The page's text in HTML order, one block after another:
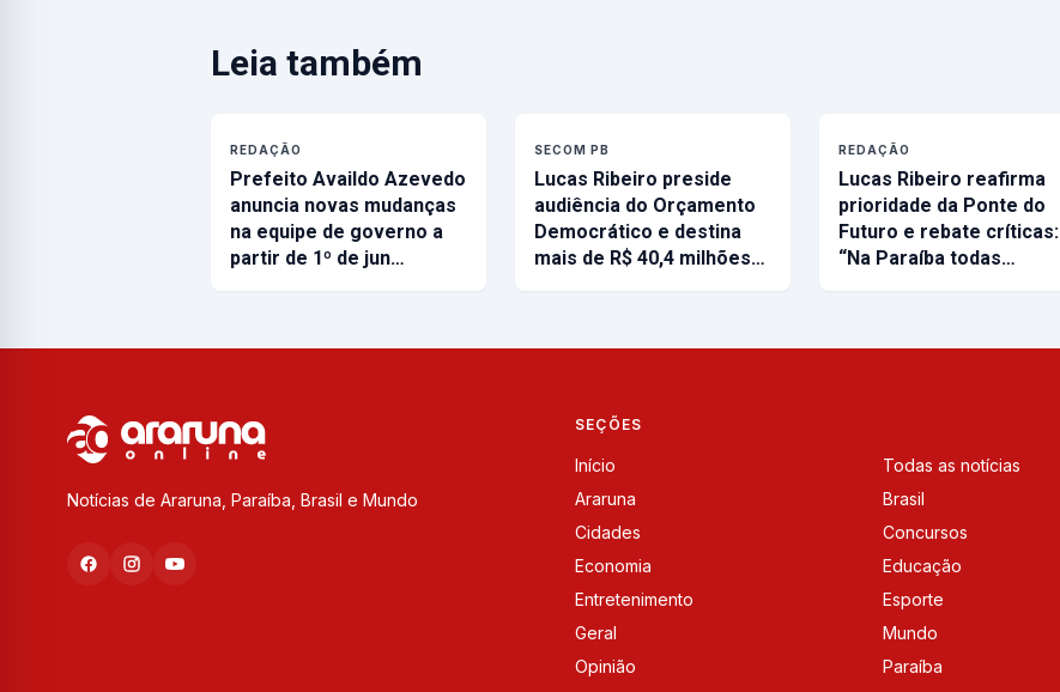
Leia também
REDAÇÃO
Prefeito Availdo Azevedo
anuncia novas mudanças
na equipe de governo a
partir de 1º de jun…
SECOM PB
Lucas Ribeiro preside
audiência do Orçamento
Democrático e destina
mais de R$ 40,4 milhões…
REDAÇÃO
Lucas Ribeiro reafirma
prioridade da Ponte do
Futuro e rebate críticas:
“Na Paraíba todas…
Notícias de Araruna, Paraíba, Brasil e Mundo
SEÇÕES
Início
Todas as notícias
Araruna
Brasil
Cidades
Concursos
Economia
Educação
Entretenimento
Esporte
Geral
Mundo
Opinião
Paraíba